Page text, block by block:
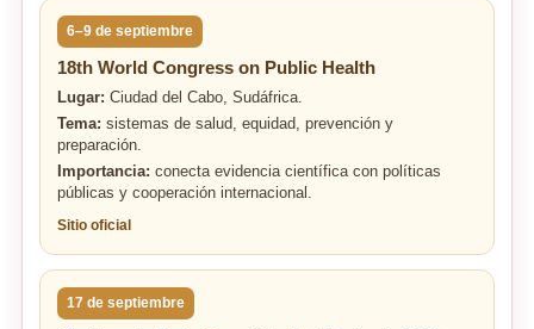
6–9 de septiembre
18th World Congress on Public Health
Lugar: Ciudad del Cabo, Sudáfrica.
Tema: sistemas de salud, equidad, prevención y
preparación.
Importancia: conecta evidencia científica con políticas
públicas y cooperación internacional.
Sitio oficial
17 de septiembre